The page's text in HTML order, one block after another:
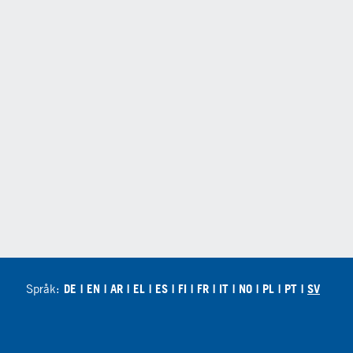
Språk: DE EN AR EL ES FI FR IT NO PL PT SV